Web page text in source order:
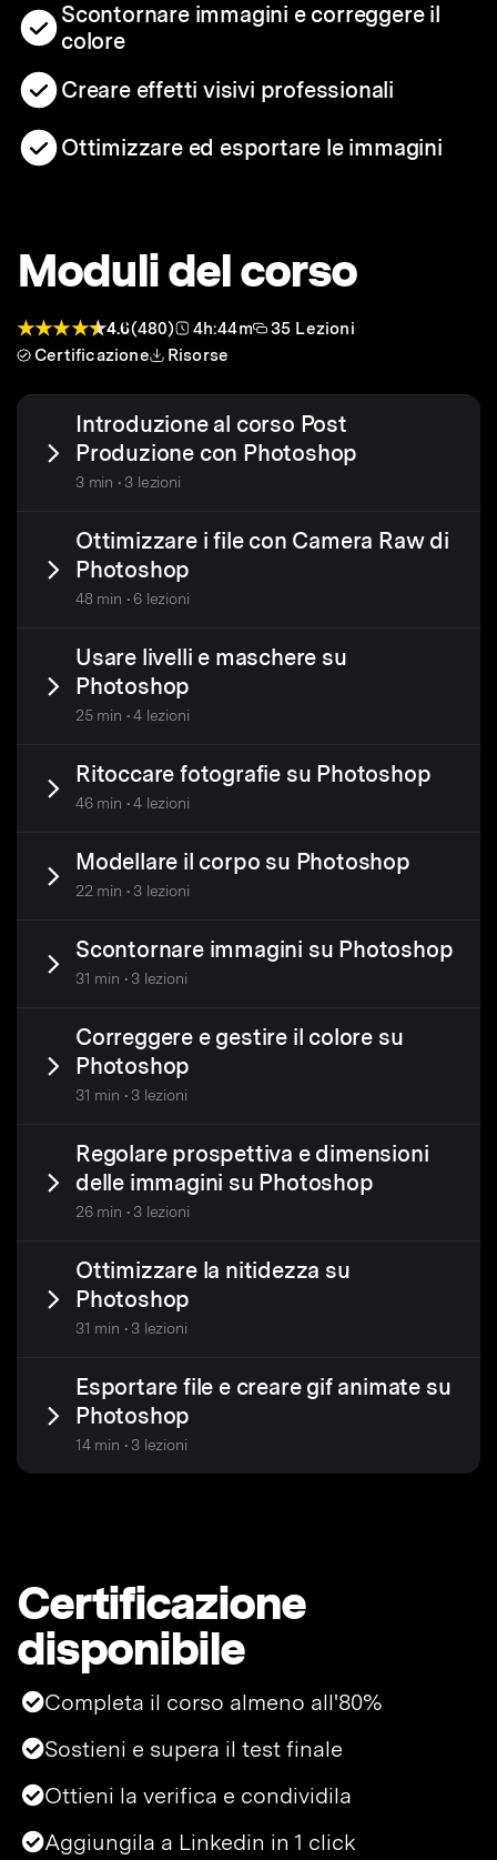
Scontornare immagini e correggere il
colore
Creare effetti visivi professionali
Ottimizzare ed esportare le immagini
Moduli del corso
4.6(480) 4h:44m
35 Lezioni
Certificazione
Risorse
Introduzione al corso Post
Produzione con Photoshop
3 min • 3 lezioni
Ottimizzare i file con Camera Raw di
Photoshop
48 min • 6 lezioni
Usare livelli e maschere su
Photoshop
25 min • 4 lezioni
Ritoccare fotografie su Photoshop
46 min • 4 lezioni
Modellare il corpo su Photoshop
22 min • 3 lezioni
Scontornare immagini su Photoshop
31 min • 3 lezioni
Correggere e gestire il colore su
Photoshop
31 min • 3 lezioni
Regolare prospettiva e dimensioni
delle immagini su Photoshop
26 min • 3 lezioni
Ottimizzare la nitidezza su
Photoshop
31 min • 3 lezioni
Esportare file e creare gif animate su
Photoshop
14 min • 3 lezioni
Certificazione
disponibile
Completa il corso almeno all'80%
Sostieni e supera il test finale
Ottieni la verifica e condividila
Aggiungila a Linkedin in 1 click